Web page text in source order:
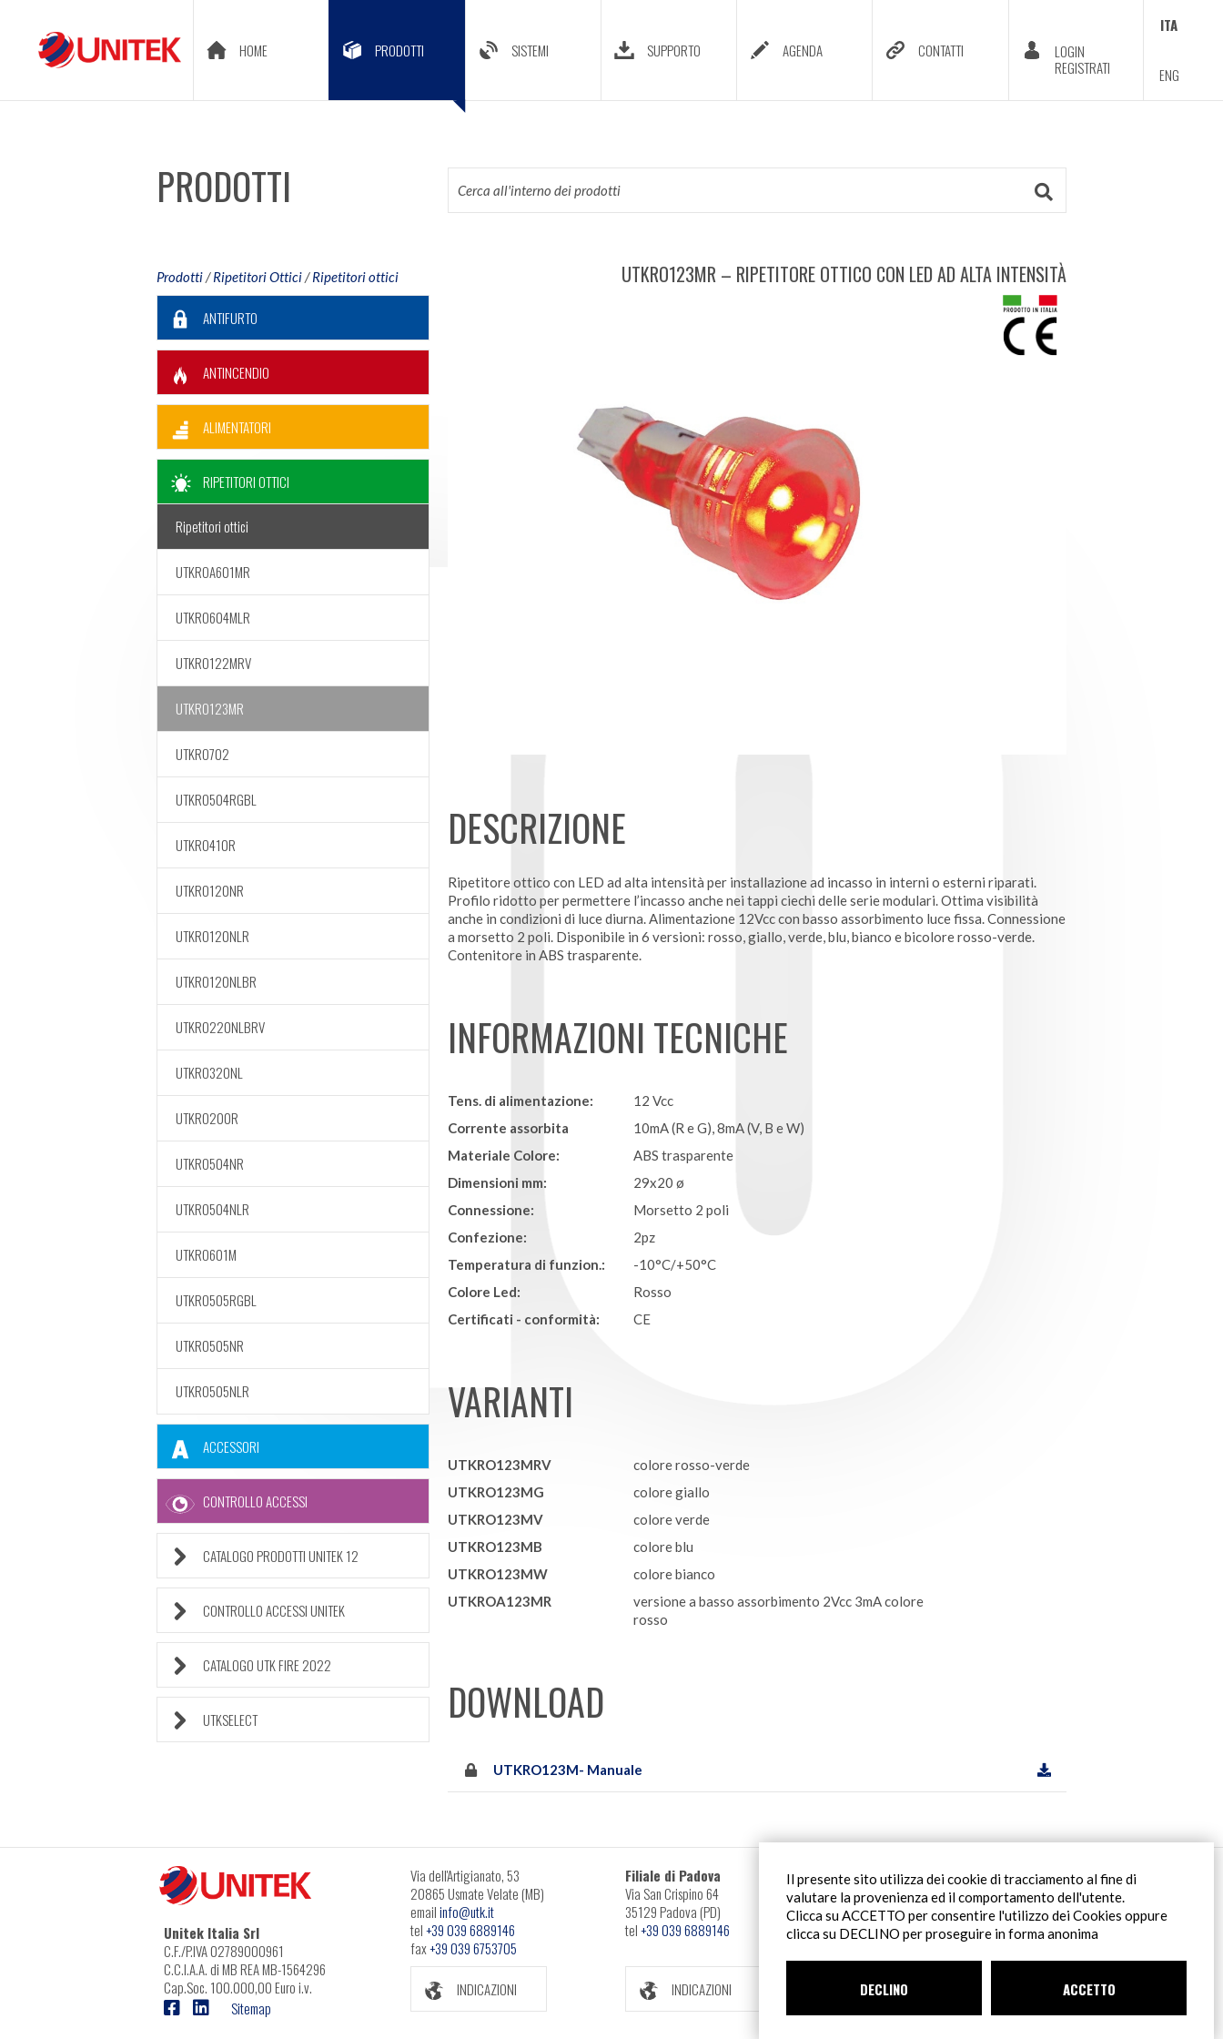
Il presente sito utilizza dei cookie di tracciamento al fine di
valutare la provenienza ed il comportamento dell'utente.
Clicca su ACCETTO per consentire l'utilizzo dei Cookies oppure
clicca su DECLINO per proseguire in forma anonima
DECLINO ACCETTO
HOME PRODOTTI SISTEMI SUPPORTO AGENDA CONTATTI
LOGIN
REGISTRATI
ITA
ENG
PRODOTTI
Prodotti/Ripetitori Ottici/Ripetitori ottici UTKRO123MR – RIPETITORE OTTICO CON LED AD ALTA INTENSITÀ
DESCRIZIONE
Ripetitore ottico con LED ad alta intensità per installazione ad incasso in interni o esterni riparati.
Profilo ridotto per permettere l’incasso anche nei tappi ciechi delle serie modulari. Ottima visibilità
anche in condizioni di luce diurna. Alimentazione 12Vcc con basso assorbimento luce fissa. Connessione
a morsetto 2 poli. Disponibile in 6 versioni: rosso, giallo, verde, blu, bianco e bicolore rosso-verde.
Contenitore in ABS trasparente.
INFORMAZIONI TECNICHE
Tens. di alimentazione:
12 Vcc
Corrente assorbita
10mA (R e G), 8mA (V, B e W)
Materiale Colore:
ABS trasparente
Dimensioni mm:
29x20 ø
Connessione:
Morsetto 2 poli
Confezione:
2pz
Temperatura di funzion.:
-10°C/+50°C
Colore Led:
Rosso
Certificati - conformità:
CE
VARIANTI
UTKRO123MRV
colore rosso-verde
UTKRO123MG
colore giallo
UTKRO123MV
colore verde
UTKRO123MB
colore blu
UTKRO123MW
colore bianco
UTKROA123MR
versione a basso assorbimento 2Vcc 3mA colore
rosso
DOWNLOAD
UTKRO123M- Manuale
ANTIFURTO
ANTINCENDIO
ALIMENTATORI
RIPETITORI OTTICI
Ripetitori ottici
UTKROA601MR
UTKRO604MLR
UTKRO122MRV
UTKRO123MR
UTKRO702
UTKRO504RGBL
UTKRO410R
UTKRO120NR
UTKRO120NLR
UTKRO120NLBR
UTKRO220NLBRV
UTKRO320NL
UTKRO200R
UTKRO504NR
UTKRO504NLR
UTKRO601M
UTKRO505RGBL
UTKRO505NR
UTKRO505NLR
ACCESSORI
CONTROLLO ACCESSI
CATALOGO PRODOTTI UNITEK 12
CONTROLLO ACCESSI UNITEK
CATALOGO UTK FIRE 2022
UTKSELECT
Unitek Italia Srl
C.F./P.IVA 02789000961
C.C.I.A.A. di MB REA MB-1564296
Cap.Soc. 100.000,00 Euro i.v.
Sitemap
Via dell'Artigianato, 53
20865 Usmate Velate (MB)
emailinfo@utk.it
tel+39 039 6889146
fax+39 039 6753705
INDICAZIONI
Filiale di Padova
Via San Crispino 64
35129 Padova (PD)
tel+39 039 6889146
INDICAZIONI
Filiale Roma
Via Pontina 583
00128 Roma (RM)
tel+39 06 80079273
INDICAZIONI